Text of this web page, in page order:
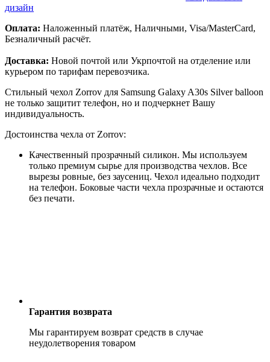
дизайн
Оплата: Наложенный платёж, Наличными, Visa/MasterCard,
Безналичный расчёт.
Доставка: Новой почтой или Укрпочтой на отделение или
курьером по тарифам перевозчика.
Стильный чехол Zorrov для Samsung Galaxy A30s Silver balloon
не только защитит телефон, но и подчеркнет Вашу
индивидуальность.
Достоинства чехла от Zorrov:
Качественный прозрачный силикон. Мы используем
только премиум сырье для производства чехлов. Все
вырезы ровные, без заусениц. Чехол идеально подходит
на телефон. Боковые части чехла прозрачные и остаются
без печати.
Гарантия возврата
Мы гарантируем возврат средств в случае
неудолетворения товаром